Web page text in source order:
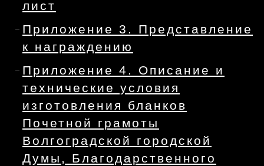
лист
Приложение 3. Представление
к награждению
Приложение 4. Описание и
технические условия
изготовления бланков
Почетной грамоты
Волгоградской городской
Думы, Благодарственного